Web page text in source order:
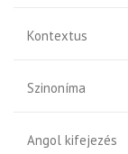
Kontextus
Szinoníma
Angol kifejezés